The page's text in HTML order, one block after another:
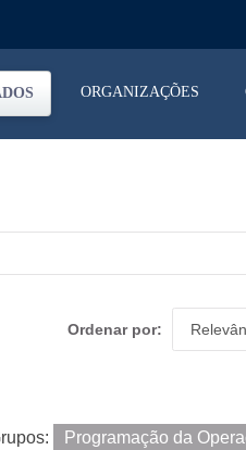
ORGANIZAÇÕES
Ordenar por
Programação da